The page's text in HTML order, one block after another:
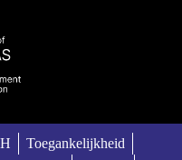
Toegankelijkheid